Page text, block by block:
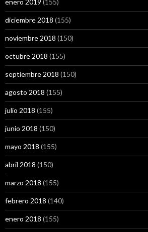
enero 2019 (155)
diciembre 2018 (155)
noviembre 2018 (150)
octubre 2018 (155)
septiembre 2018 (150)
agosto 2018 (155)
julio 2018 (155)
junio 2018 (150)
mayo 2018 (155)
abril 2018 (150)
marzo 2018 (155)
febrero 2018 (140)
enero 2018 (155)